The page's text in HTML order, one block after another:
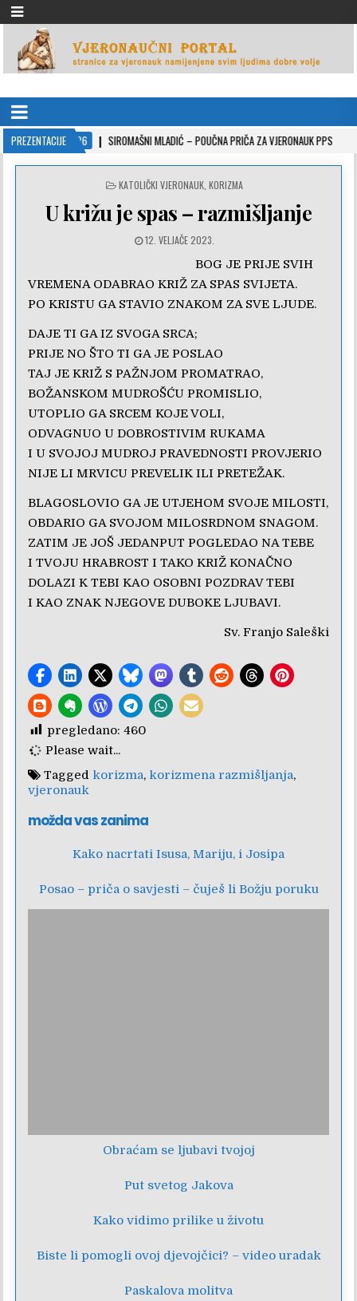
VJERONAUČNI PORTAL
PREZENTACIJE
10-26 SIROMAŠNI MLADIĆ – POUČNA PRIČA ZA VJERONAUK PPS
POSTED
KATOLIČKI VJERONAUK KORIZMA
U križu je spas – razmišljanje
12. VELJAČE 2023.
BOG JE PRIJE SVIH
VREMENA ODABRAO KRIŽ ZA SPAS SVIJETA.
PO KRISTU GA STAVIO ZNAKOM ZA SVE LJUDE.
DAJE TI GA IZ SVOGA SRCA;
PRIJE NO ŠTO TI GA JE POSLAO
TAJ JE KRIŽ S PAŽNJOM PROMATRAO,
BOŽANSKOM MUDROŠĆU PROMISLIO,
UTOPLIO GA SRCEM KOJE VOLI,
ODVAGNUO U DOBROSTIVIM RUKAMA
I U SVOJOJ MUDROJ PRAVEDNOSTI PROVJERIO
NIJE LI MRVICU PREVELIK ILI PRETEŽAK.
BLAGOSLOVIO GA JE UTJEHOM SVOJE MILOSTI,
OBDARIO GA SVOJOM MILOSRDNOM SNAGOM.
ZATIM JE JOŠ JEDANPUT POGLEDAO NA TEBE
I TVOJU HRABROST I TAKO KRIŽ KONAČNO
DOLAZI K TEBI KAO OSOBNI POZDRAV TEBI
I KAO ZNAK NJEGOVE DUBOKE LJUBAVI.
Sv. Franjo Saleški
pregledano: 460
Please wait...
Tagged korizma, korizmena razmišljanja,
vjeronauk
možda vas zanima
Kako nacrtati Isusa, Mariju, i Josipa
Posao – priča o savjesti – čuješ li Božju poruku
Obraćam se ljubavi tvojoj
Put svetog Jakova
Kako vidimo prilike u životu
Biste li pomogli ovoj djevojčici? – video uradak
Paskalova molitva